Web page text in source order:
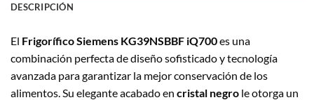
DESCRIPCIÓN
El Frigorífico Siemens KG39NSBBF iQ700es una
combinación perfecta de diseño sofisticado y tecnología
avanzada para garantizar la mejor conservación de los
alimentos. Su elegante acabado en cristal negro le otorga un